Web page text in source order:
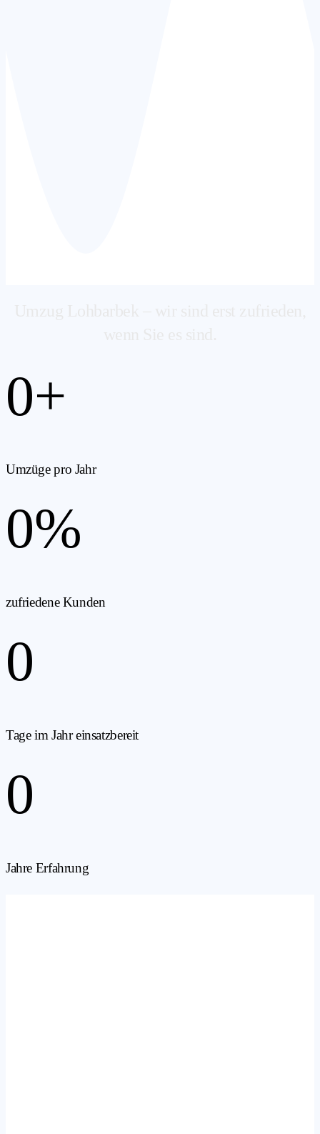
0+
Umzüge pro Jahr
0%
zufriedene Kunden
0
Tage im Jahr einsatzbereit
0
Jahre Erfahrung